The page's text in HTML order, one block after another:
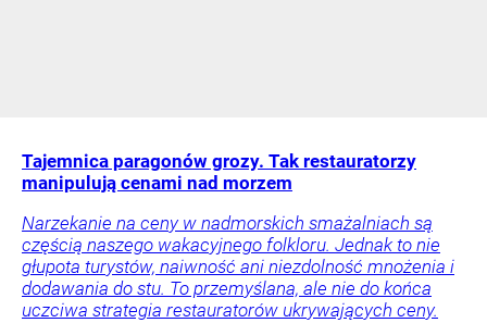
Tajemnica paragonów grozy. Tak restauratorzy
manipulują cenami nad morzem
Narzekanie na ceny w nadmorskich smażalniach są
częścią naszego wakacyjnego folkloru. Jednak to nie
głupota turystów, naiwność ani niezdolność mnożenia i
dodawania do stu. To przemyślana, ale nie do końca
uczciwa strategia restauratorów ukrywających ceny.